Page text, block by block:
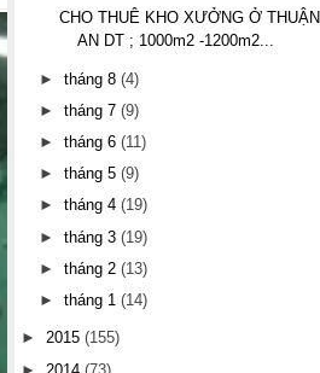
CHO THUÊ KHO XƯỞNG Ở THUẬN
AN DT ; 1000m2 -1200m2...
►tháng 8(4)
►tháng 7(9)
►tháng 6(11)
►tháng 5(9)
►tháng 4(19)
►tháng 3(19)
►tháng 2(13)
►tháng 1(14)
► 2015 (155)